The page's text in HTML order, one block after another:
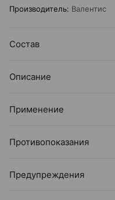
Производитель: Валентис
Состав
Описание
Применение
Противопоказания
Предупреждения